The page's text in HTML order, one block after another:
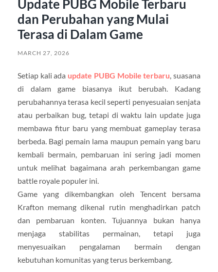
Update PUBG Mobile Terbaru
dan Perubahan yang Mulai
Terasa di Dalam Game
MARCH 27, 2026
Setiap kali ada update PUBG Mobile terbaru , suasana
di dalam game biasanya ikut berubah. Kadang
perubahannya terasa kecil seperti penyesuaian senjata
atau perbaikan bug, tetapi di waktu lain update juga
membawa fitur baru yang membuat gameplay terasa
berbeda. Bagi pemain lama maupun pemain yang baru
kembali bermain, pembaruan ini sering jadi momen
untuk melihat bagaimana arah perkembangan game
battle royale populer ini.
Game yang dikembangkan oleh Tencentbersama
Krafton memang dikenal rutin menghadirkan patch
dan pembaruan konten. Tujuannya bukan hanya
menjaga stabilitas permainan, tetapi juga
menyesuaikan pengalaman bermain dengan
kebutuhan komunitas yang terus berkembang.